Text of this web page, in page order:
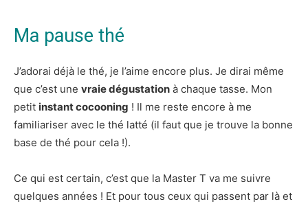
Ma pause thé
J’adorai déjà le thé, je l’aime encore plus. Je dirai même
que c’est une vraie dégustation à chaque tasse. Mon
petit instant cocooning ! Il me reste encore à me
familiariser avec le thé latté (il faut que je trouve la bonne
base de thé pour cela !).
Ce qui est certain, c’est que la Master T va me suivre
quelques années ! Et pour tous ceux qui passent par là et